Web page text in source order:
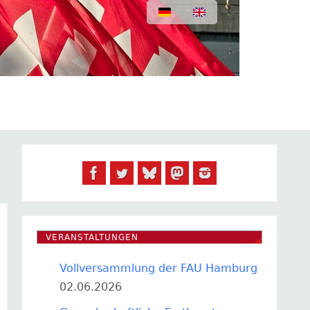
VERANSTALTUNGEN
Vollversammlung der FAU Hamburg
02.06.2026